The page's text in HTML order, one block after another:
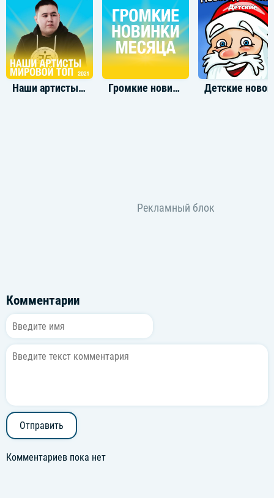
Наши артисты: мировой топ 2021 Громкие новинки месяца
Комментарии
Отправить
Комментариев пока нет